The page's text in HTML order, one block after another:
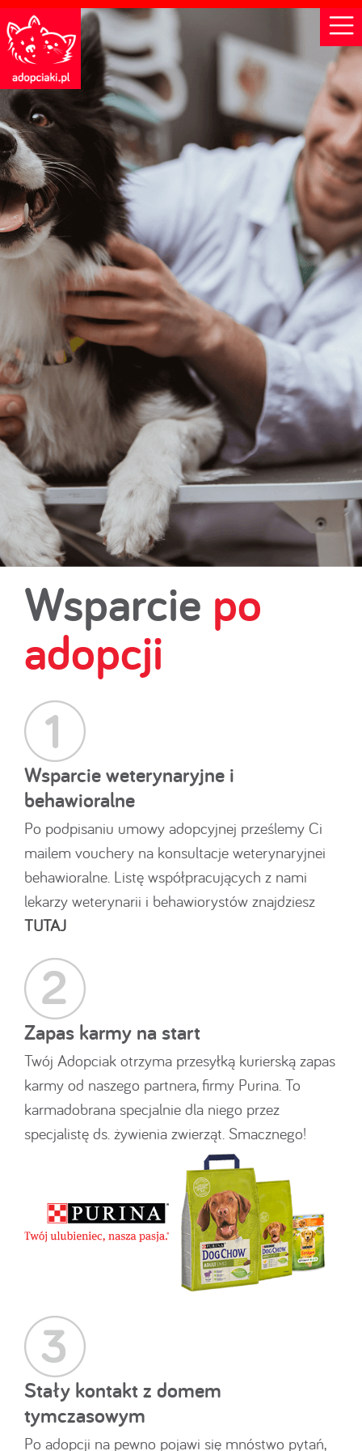
Wsparcie po
adopcji
Wsparcie weterynaryjne i
behawioralne
Po podpisaniu umowy adopcyjnej prześlemy Ci
mailem vouchery na konsultacje weterynaryjnei
behawioralne. Listę współpracujących z nami
lekarzy weterynarii i behawiorystów znajdziesz
TUTAJ
Zapas karmy na start
Twój Adopciak otrzyma przesyłką kurierską zapas
karmy od naszego partnera, firmy Purina. To
karmadobrana specjalnie dla niego przez
specjalistę ds. żywienia zwierząt. Smacznego!
Stały kontakt z domem
tymczasowym
Po adopcji na pewno pojawi się mnóstwo pytań,